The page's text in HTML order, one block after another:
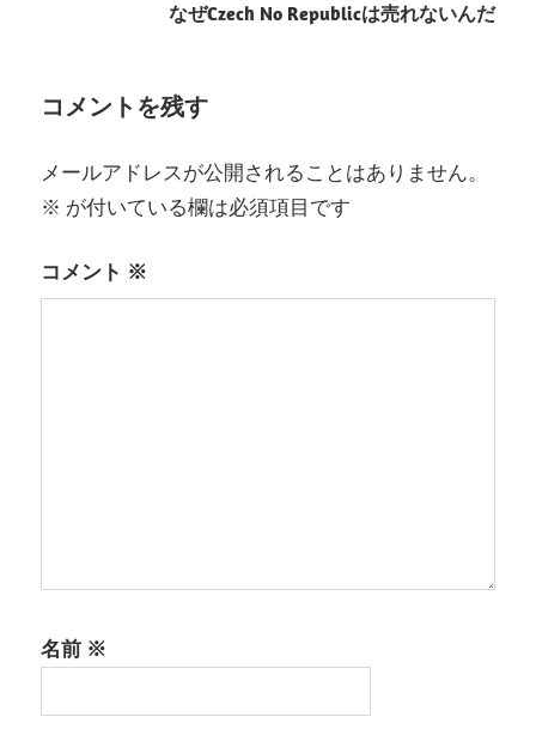
ゲ
シ
ン
なぜCzech No Republicは売れないんだ
コメントを残す
メールアドレスが公開されることはありません。
※ が付いている欄は必須項目です
コメント ※
名前 ※